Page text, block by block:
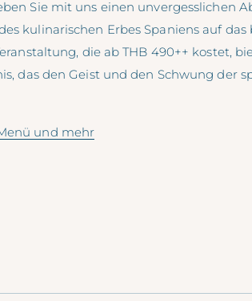
Sie mit uns einen unvergesslichen
kulinarischen Erbes Spaniens auf
die ab THB 490++ kostet,
das den Geist und den Schwung der
und mehr